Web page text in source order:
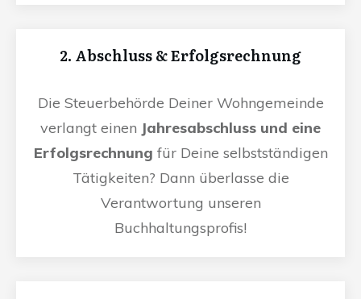
2. Abschluss & Erfolgsrechnung
Die Steuerbehörde Deiner Wohngemeinde
verlangt einen Jahresabschluss und eine
Erfolgsrechnung für Deine selbstständigen
Tätigkeiten? Dann überlasse die
Verantwortung unseren
Buchhaltungsprofis!